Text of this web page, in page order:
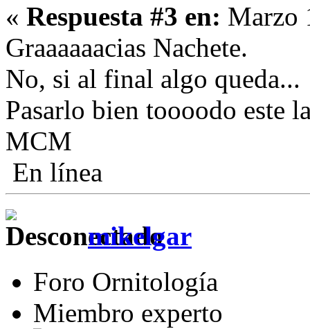
« Respuesta #3 en: Marzo
Graaaaaacias Nachete.
No, si al final algo queda...
Pasarlo bien toooodo este
MCM
En línea
mikelgar
Foro Ornitología
Miembro experto